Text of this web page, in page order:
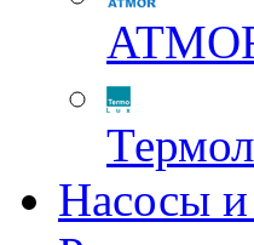
Насосы и